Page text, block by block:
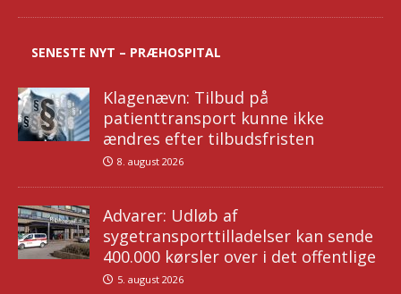
SENESTE NYT – PRÆHOSPITAL
Klagenævn: Tilbud på
patienttransport kunne ikke
ændres efter tilbudsfristen
8. august 2026
Advarer: Udløb af
sygetransporttilladelser kan sende
400.000 kørsler over i det offentlige
5. august 2026